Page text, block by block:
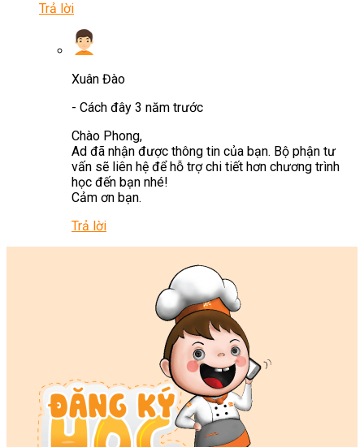
Trả lời
Xuân Đào
- Cách đây 3 năm trước
Chào Phong,
Ad đã nhận được thông tin của bạn. Bộ phận tư
vấn sẽ liên hệ để hỗ trợ chi tiết hơn chương trình
học đến bạn nhé!
Cảm ơn bạn.
Trả lời